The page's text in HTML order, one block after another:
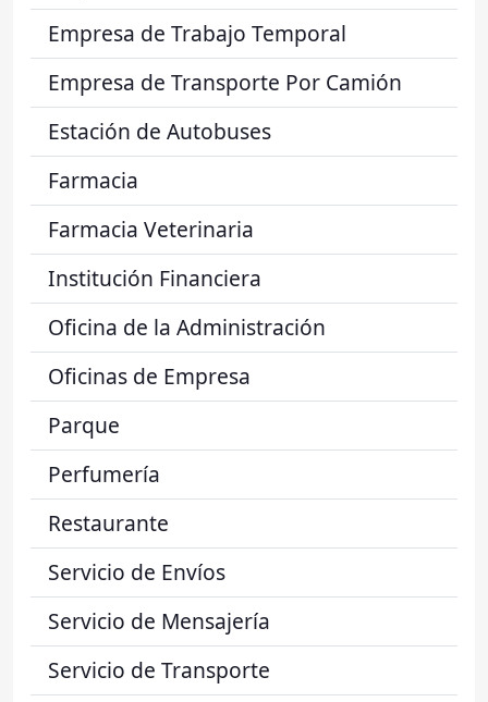
Empresa de Trabajo Temporal
Empresa de Transporte Por Camión
Estación de Autobuses
Farmacia
Farmacia Veterinaria
Institución Financiera
Oficina de la Administración
Oficinas de Empresa
Parque
Perfumería
Restaurante
Servicio de Envíos
Servicio de Mensajería
Servicio de Transporte